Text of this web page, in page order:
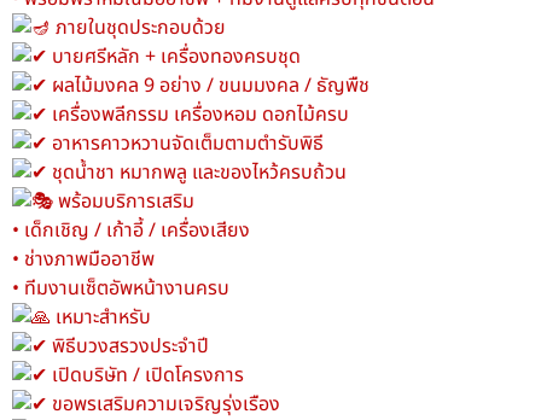
ภายในชุดประกอบด้วย
บายศรีหลัก + เครื่องทองครบชุด
ผลไม้มงคล 9 อย่าง / ขนมมงคล / ธัญพืช
เครื่องพลีกรรม เครื่องหอม ดอกไม้ครบ
อาหารคาวหวานจัดเต็มตามตำรับพิธี
ชุดน้ำชา หมากพลู และของไหว้ครบถ้วน
พร้อมบริการเสริม
• เด็กเชิญ / เก้าอี้ / เครื่องเสียง
• ช่างภาพมืออาชีพ
• ทีมงานเซ็ตอัพหน้างานครบ
เหมาะสำหรับ
พิธีบวงสรวงประจำปี
เปิดบริษัท / เปิดโครงการ
ขอพรเสริมความเจริญรุ่งเรือง